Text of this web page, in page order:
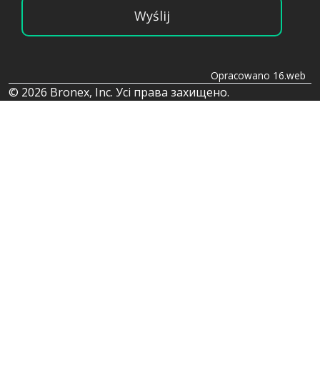
Wyślij
Opracowano 16.web
© 2026 Bronex, Inc. Усі права захищено.